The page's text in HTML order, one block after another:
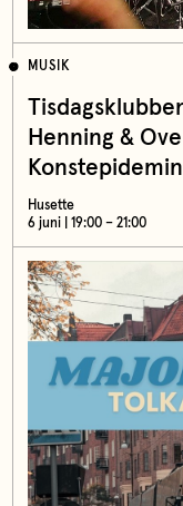
MUSIK
Henning &
Husette
6 juni | 19:00 – 21:00